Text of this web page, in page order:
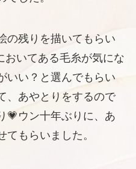
の残りを描いてもらい
おいてある毛糸が気にな
いい？と選んでもらい
、あやとりをするので
💗ウン十年ぶりに、あ
もらいました。